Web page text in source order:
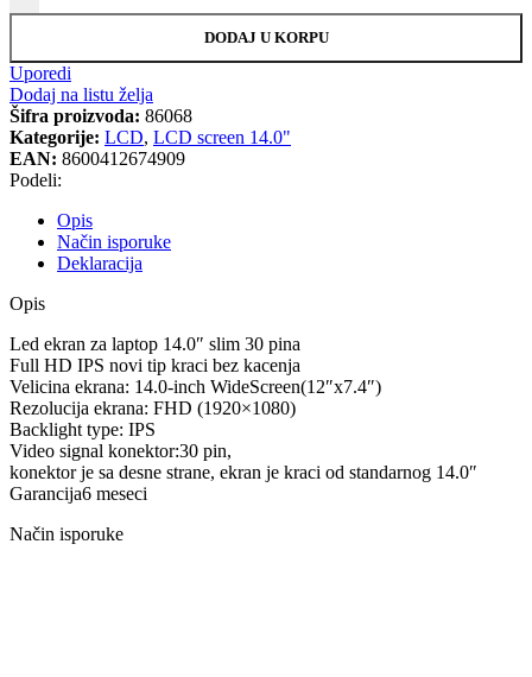
DODAJ U KORPU
Uporedi
Dodaj na listu želja
Šifra proizvoda: 86068
Kategorije: LCD, LCD screen 14.0"
EAN: 8600412674909
Podeli:
Opis
Način isporuke
Deklaracija
Opis
Led ekran za laptop 14.0″ slim 30 pina
Full HD IPS novi tip kraci bez kacenja
Velicina ekrana: 14.0-inch WideScreen(12″x7.4″)
Rezolucija ekrana: FHD (1920×1080)
Backlight type: IPS
Video signal konektor:30 pin,
konektor je sa desne strane, ekran je kraci od standarnog 14.0″
Garancija6 meseci
Način isporuke